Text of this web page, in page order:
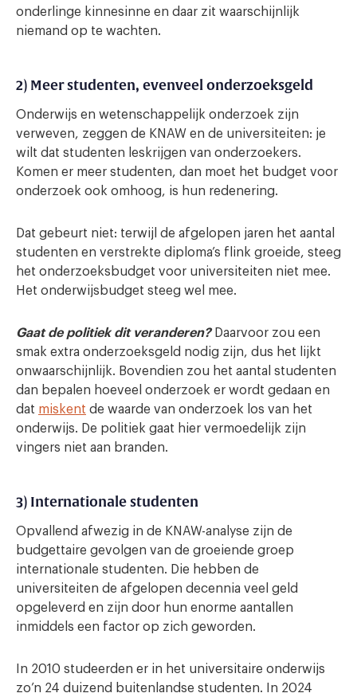
onderlinge kinnesinne en daar zit waarschijnlijk
niemand op te wachten.
2) Meer studenten, evenveel onderzoeksgeld
Onderwijs en wetenschappelijk onderzoek zijn
verweven, zeggen de KNAW en de universiteiten: je
wilt dat studenten leskrijgen van onderzoekers.
Komen er meer studenten, dan moet het budget voor
onderzoek ook omhoog, is hun redenering.
Dat gebeurt niet: terwijl de afgelopen jaren het aantal
studenten en verstrekte diploma’s flink groeide, steeg
het onderzoeksbudget voor universiteiten niet mee.
Het onderwijsbudget steeg wel mee.
Gaat de politiek dit veranderen?Daarvoor zou een
smak extra onderzoeksgeld nodig zijn, dus het lijkt
onwaarschijnlijk. Bovendien zou het aantal studenten
dan bepalen hoeveel onderzoek er wordt gedaan en
dat miskent de waarde van onderzoek los van het
onderwijs. De politiek gaat hier vermoedelijk zijn
vingers niet aan branden.
3) Internationale studenten
Opvallend afwezig in de KNAW-analyse zijn de
budgettaire gevolgen van de groeiende groep
internationale studenten. Die hebben de
universiteiten de afgelopen decennia veel geld
opgeleverd en zijn door hun enorme aantallen
inmiddels een factor op zich geworden.
In 2010 studeerden er in het universitaire onderwijs
zo’n 24 duizend buitenlandse studenten. In 2024